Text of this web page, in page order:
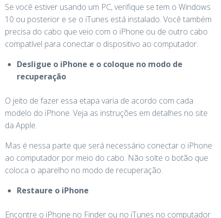
Se você estiver usando um PC, verifique se tem o Windows
10 ou posterior e se o iTunes está instalado. Você também
precisa do cabo que veio com o iPhone ou de outro cabo
compatível para conectar o dispositivo ao computador.
Desligue o iPhone e o coloque no modo de
recuperação
O jeito de fazer essa etapa varia de acordo com cada
modelo do iPhone. Veja as instruções em detalhes no site
da Apple.
Mas é nessa parte que será necessário conectar o iPhone
ao computador por meio do cabo. Não solte o botão que
coloca o aparelho no modo de recuperação.
Restaure o iPhone
Encontre o iPhone no Finder ou no iTunes no computador